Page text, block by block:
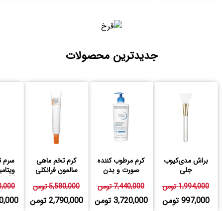
جدیدترین محصولات
براش مدی‌کیوب
جلی
1,994,000 تومن
997,000 تومن
کرم مرطوب کننده
صورت و بدن
7,440,000 تومن
3,720,000 تومن
کرم تخم ماهی
سالمون فرانکلی
5,580,000 تومن
2,790,000 تومن
سرم
23 درصد فرانکلی